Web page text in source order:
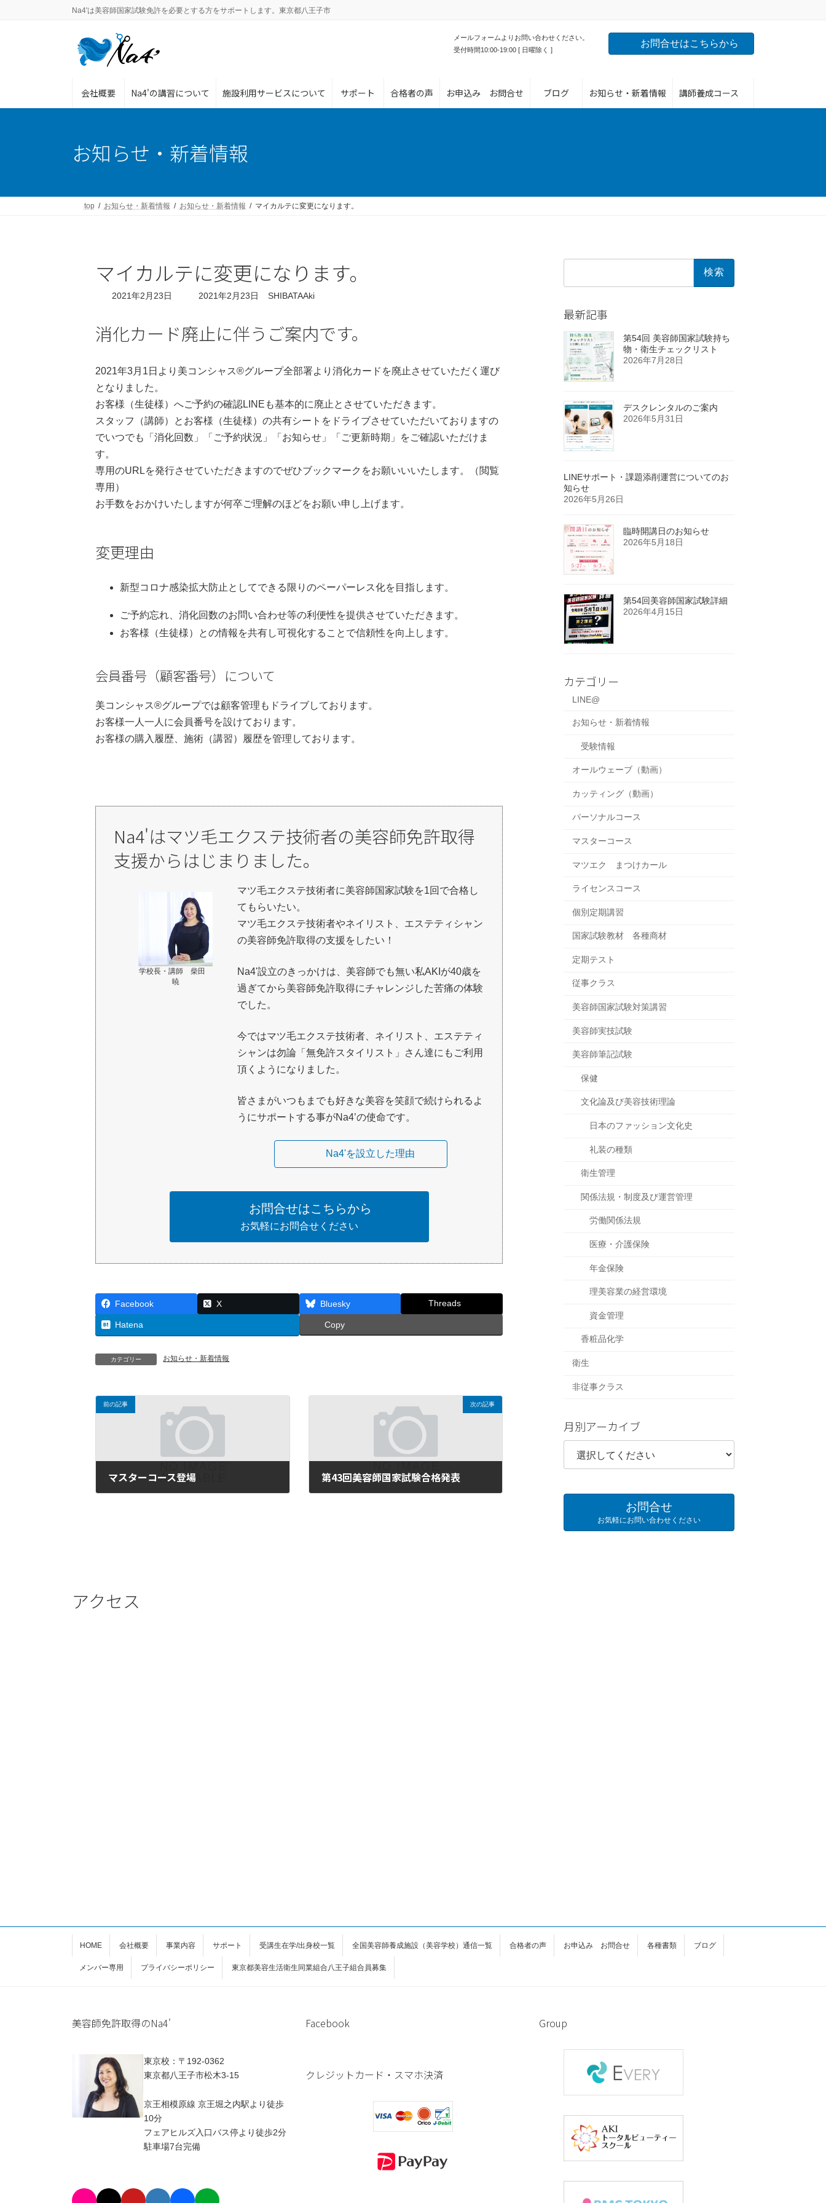
ッ
移
Na4'は美容師国家試験免許を必要とする方をサポートします。東京都八王子市
メールフォームよりお問い合わせください。
受付時間10:00-19:00 [ 日曜除く ]
お問合せはこちらから
会社概要 Na4'の講習について 施設利用サービスについて サポート 合格者の声 お申込み お問合せ ブログ お知らせ・新着情報 講師養成コース
お知らせ・新着情報
top お知らせ・新着情報 お知らせ・新着情報 マイカルテに変更になります。
マイカルテに変更になります。
2021年2月23日
最
新
日
2021年2月23日 SHIBATAAki
消化カード廃止に伴うご案内です。
2021年3月1日より美コンシャス®グループ全部署より消化カードを廃止させていただく運び
となりました。
お客様（生徒様）へご予約の確認LINEも基本的に廃止とさせていただきます。
スタッフ（講師）とお客様（生徒様）の共有シートをドライブさせていただいておりますの
でいつでも「消化回数」「ご予約状況」「お知らせ」「ご更新時期」をご確認いただけま
す。
専用のURLを発行させていただきますのでぜひブックマークをお願いいいたします。（閲覧
専用）
お手数をおかけいたしますが何卒ご理解のほどをお願い申し上げます。
変更理由
新型コロナ感染拡大防止としてできる限りのペーパーレス化を目指します。
ご予約忘れ、消化回数のお問い合わせ等の利便性を提供させていただきます。
お客様（生徒様）との情報を共有し可視化することで信頼性を向上します。
会員番号（顧客番号）について
美コンシャス®グループでは顧客管理もドライブしております。
お客様一人一人に会員番号を設けております。
お客様の購入履歴、施術（講習）履歴を管理しております。
Na4'はマツ毛エクステ技術者の美容師免許取得
支援からはじまりました。
学校長・講師 柴田
暁
マツ毛エクステ技術者に美容師国家試験を1回で合格し
てもらいたい。
マツ毛エクステ技術者やネイリスト、エステティシャン
の美容師免許取得の支援をしたい！
Na4'設立のきっかけは、美容師でも無い私AKIが40歳を
過ぎてから美容師免許取得にチャレンジした苦痛の体験
でした。
今ではマツ毛エクステ技術者、ネイリスト、エステティ
シャンは勿論「無免許スタイリスト」さん達にもご利用
頂くようになりました。
皆さまがいつもまでも好きな美容を笑顔で続けられるよ
うにサポートする事がNa4’の使命です。
Na4'を設立した理由
お問合せはこちらから
お気軽にお問合せください
Facebook X Bluesky Threads
Hatena Copy
カテゴリー お知らせ・新着情報
前の記事
マスターコース登場
次の記事
第43回美容師国家試験合格発表
最新記事
第54回 美容師国家試験持ち
物・衛生チェックリスト
2026年7月28日
デスクレンタルのご案内
2026年5月31日
LINEサポート・課題添削運営についてのお
知らせ
2026年5月26日
臨時開講日のお知らせ
2026年5月18日
第54回美容師国家試験詳細
2026年4月15日
カテゴリー
LINE@
お知らせ・新着情報
受験情報
オールウェーブ（動画）
カッティング（動画）
パーソナルコース
マスターコース
マツエク まつけカール
ライセンスコース
個別定期講習
国家試験教材 各種商材
定期テスト
従事クラス
美容師国家試験対策講習
美容師実技試験
美容師筆記試験
保健
文化論及び美容技術理論
日本のファッション文化史
礼装の種類
衛生管理
関係法規・制度及び運営管理
労働関係法規
医療・介護保険
年金保険
理美容業の経営環境
資金管理
香粧品化学
衛生
非従事クラス
月別アーカイブ
お問合せ
お気軽にお問い合わせください
アクセス
HOME 会社概要 事業内容 サポート 受講生在学/出身校一覧 全国美容師養成施設（美容学校）通信一覧 合格者の声 お申込み お問合せ 各種書類 ブログ
メンバー専用 プライバシーポリシー 東京都美容生活衛生同業組合八王子組合員募集
美容師免許取得のNa4'
東京校：〒192-0362
東京都八王子市松木3-15
京王相模原線 京王堀之内駅より徒歩
10分
フェアヒルズ入口バス停より徒歩2分
駐車場7台完備
Facebook
クレジットカード・スマホ決済
Group